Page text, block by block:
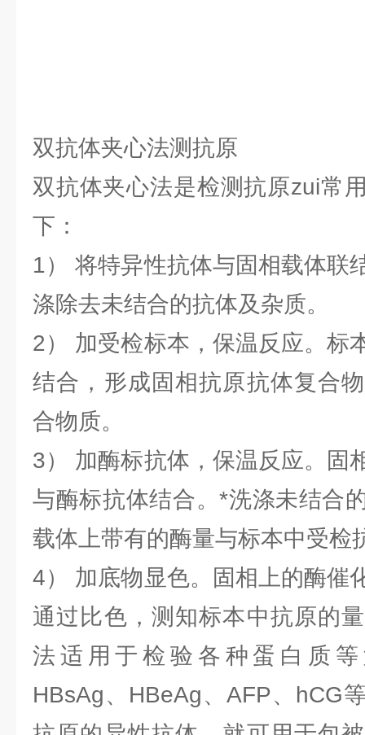
双抗体夹心法测抗原
双抗体夹心法是检测抗原zui常
下：
1） 将特异性抗体与固相载体联
涤除去未结合的抗体及杂质。
2） 加受检标本，保温反应。标
结合，形成固相抗原抗体复合
合物质。
3） 加酶标抗体，保温反应。固
与酶标抗体结合。*洗涤未结合
载体上带有的酶量与标本中受检
4） 加底物显色。固相上的酶催
通过比色，测知标本中抗原的
法适用于检验各种蛋白质
HBsAg、HBeAg、AFP、hCG